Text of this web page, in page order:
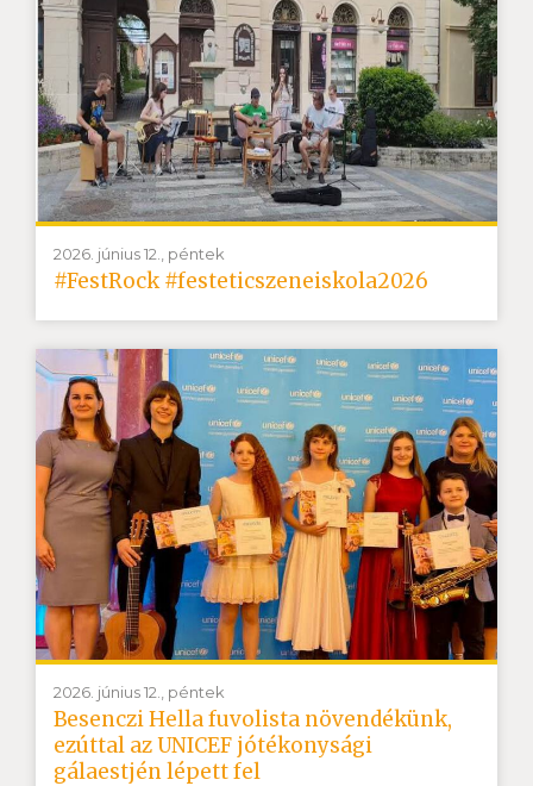
2026. június 12., péntek
#FestRock #festeticszeneiskola2026
2026. június 12., péntek
Besenczi Hella fuvolista növendékünk,
ezúttal az UNICEF jótékonysági
gálaestjén lépett fel